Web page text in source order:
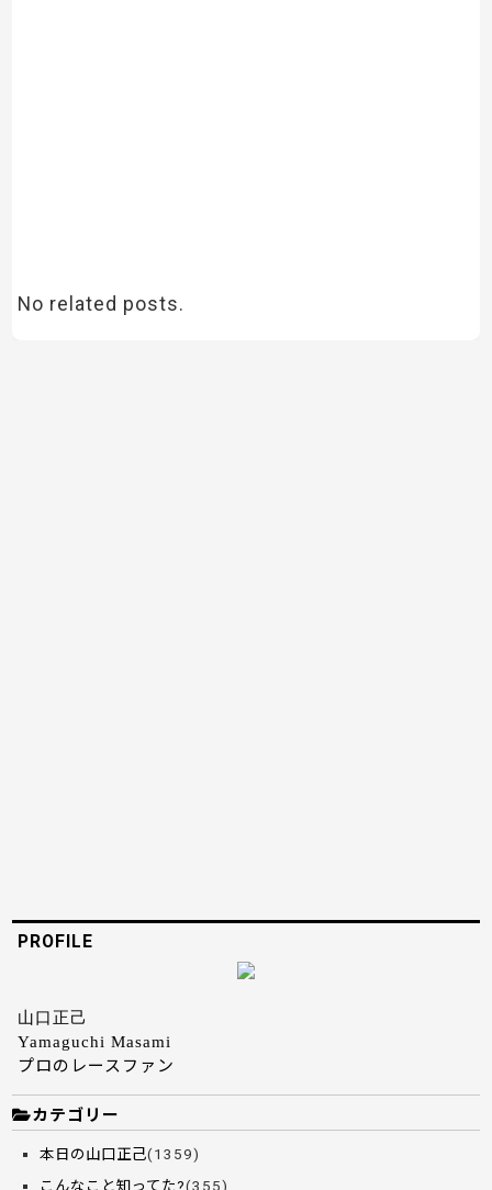
No related posts.
PROFILE
山口正己
Yamaguchi Masami
プロのレースファン
カテゴリー
本日の山口正己(1359)
こんなこと知ってた?(355)